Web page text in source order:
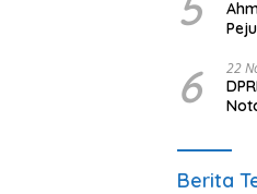
6 22
Berita